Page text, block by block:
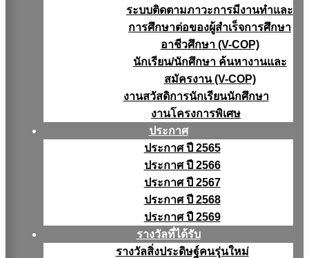
ระบบติดตามภาวะการมีงานทำและ
การศึกษาต่อของผู้สำเร็จการศึกษา
อาชีวศึกษา (V-COP)
นักเรียน/นักศึกษา ค้นหางานและ
สมัครงาน (V-COP)
งานสวัสดิการนักเรียนนักศึกษา
งานโครงการพิเศษ
ประกาศ
ประกาศ ปี 2565
ประกาศ ปี 2566
ประกาศ ปี 2567
ประกาศ ปี 2568
ประกาศ ปี 2569
รางวัลที่ได้รับ
รางวัลสิ่งประดิษฐ์คนรุ่นใหม่